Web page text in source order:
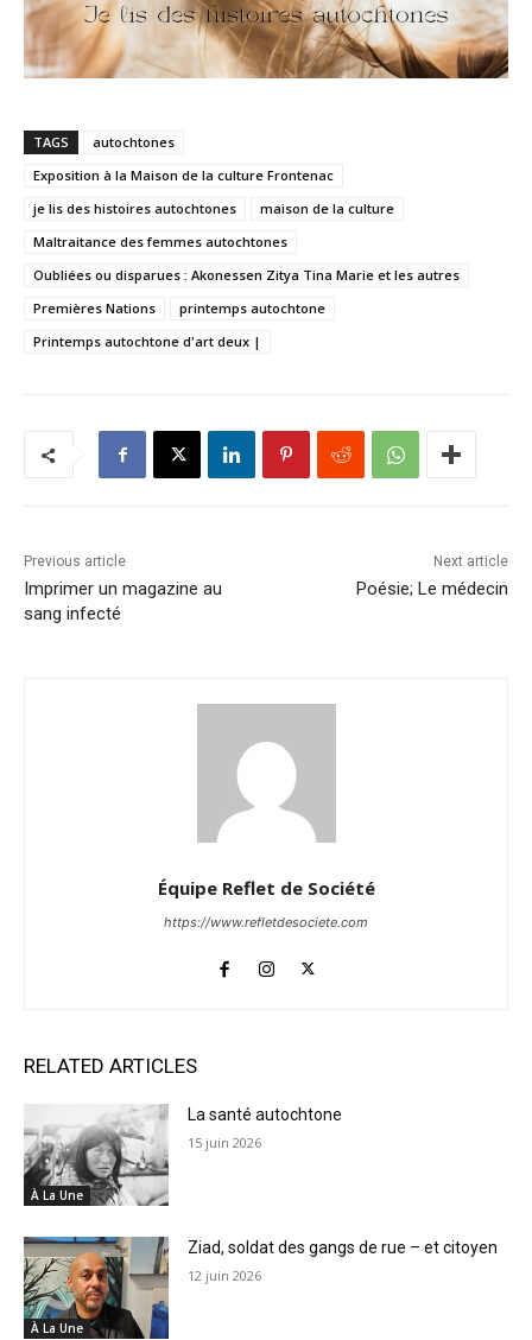
TAGS
autochtones
Exposition à la Maison de la culture Frontenac
je lis des histoires autochtones
maison de la culture
Maltraitance des femmes autochtones
Oubliées ou disparues : Akonessen Zitya Tina Marie et les autres
Premières Nations
printemps autochtone
Printemps autochtone d'art deux |
Previous article
Imprimer un magazine au
sang infecté
Next article
Poésie; Le médecin
Équipe Reflet de Société
https://www.refletdesociete.com
RELATED ARTICLES
À La Une
La santé autochtone
15 juin 2026
À La Une
Ziad, soldat des gangs de rue – et citoyen
12 juin 2026